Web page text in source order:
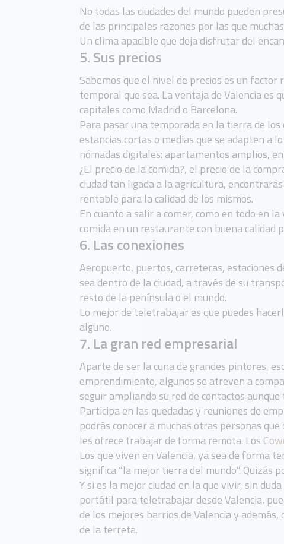
No todas las ciudades del mundo pueden
de las principales razones por las que
Un clima apacible que deja disfrutar del
5. Sus precios
Sabemos que el nivel de precios es un
temporal que sea. La ventaja de Valencia es
capitales como Madrid o Barcelona.
Para pasar una temporada en la tierra de
estancias cortas o medias que se adapten a
nómadas digitales: apartamentos amplios,
¿El precio de la comida?, el precio de la
ciudad tan ligada a la agricultura,
rentable para la calidad de los mismos.
En cuanto a salir a comer, como en todo en
comida en un restaurante con buena
6. Las conexiones
Aeropuerto, puertos, carreteras, estaciones
sea dentro de la ciudad, a través de su
resto de la península o el mundo.
Lo mejor de teletrabajar es que puedes
alguno.
7. La gran red empresarial
Aparte de ser la cuna de grandes pintores,
emprendimiento, algunos se atreven a
seguir ampliando su red de contactos
Participa en las quedadas y reuniones de
podrás conocer a muchas otras personas
les ofrece trabajar de forma remota. Los
Los que viven en Valencia, ya sea de forma
significa “la mejor tierra del mundo”. Quizás
Y si es la mejor ciudad en la que vivir, sin
portátil para teletrabajar desde Valencia,
de los mejores barrios de Valencia y además,
de la terreta.